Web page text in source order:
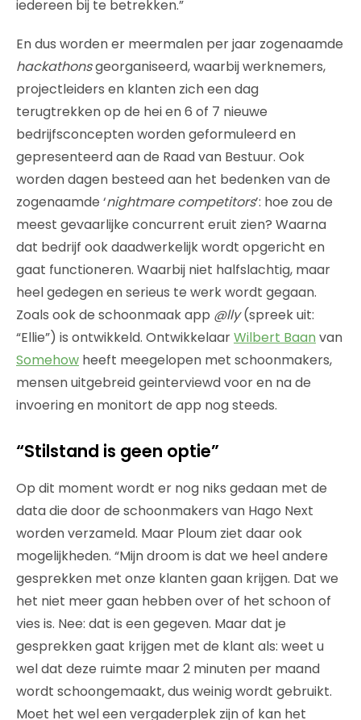
iedereen bij te betrekken.”
En dus worden er meermalen per jaar zogenaamde
hackathonsgeorganiseerd, waarbij werknemers,
projectleiders en klanten zich een dag
terugtrekken op de hei en 6 of 7 nieuwe
bedrijfsconcepten worden geformuleerd en
gepresenteerd aan de Raad van Bestuur. Ook
worden dagen besteed aan het bedenken van de
zogenaamde ‘nightmare competitors’: hoe zou de
meest gevaarlijke concurrent eruit zien? Waarna
dat bedrijf ook daadwerkelijk wordt opgericht en
gaat functioneren. Waarbij niet halfslachtig, maar
heel gedegen en serieus te werk wordt gegaan.
Zoals ook de schoonmaak app @lly(spreek uit:
“Ellie”) is ontwikkeld. OntwikkelaarWilbert Baan van
Somehow heeft meegelopen met schoonmakers,
mensen uitgebreid geinterviewd voor en na de
invoering en monitort de app nog steeds.
“Stilstand is geen optie”
Op dit moment wordt er nog niks gedaan met de
data die door de schoonmakers van Hago Next
worden verzameld. Maar Ploum ziet daar ook
mogelijkheden. “Mijn droom is dat we heel andere
gesprekken met onze klanten gaan krijgen. Dat we
het niet meer gaan hebben over of het schoon of
vies is. Nee: dat is een gegeven. Maar dat je
gesprekken gaat krijgen met de klant als: weet u
wel dat deze ruimte maar 2 minuten per maand
wordt schoongemaakt, dus weinig wordt gebruikt.
Moet het wel een vergaderplek zijn of kan het